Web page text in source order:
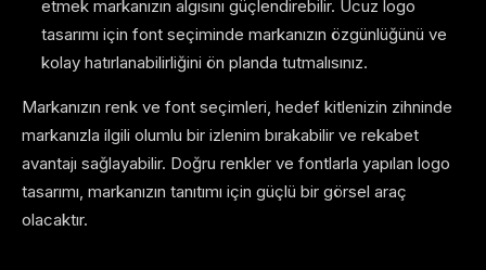
etmek markanızın algısını güçlendirebilir. Ucuz logo
tasarımı için font seçiminde markanızın özgünlüğünü ve
kolay hatırlanabilirliğini ön planda tutmalısınız.
Markanızın renk ve font seçimleri, hedef kitlenizin zihninde
markanızla ilgili olumlu bir izlenim bırakabilir ve rekabet
avantajı sağlayabilir. Doğru renkler ve fontlarla yapılan logo
tasarımı, markanızın tanıtımı için güçlü bir görsel araç
olacaktır.